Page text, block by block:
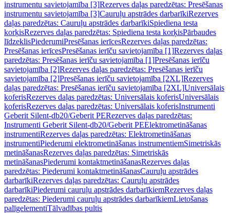
instrumentu savietojamība [3]Rezerves daļas paredzētas: Presēšanas
instrumentu savietojamība [3]Cauruļu apstrādes darbarīkiRezerves
daļas paredzētas: Cauruļu apstrādes darbarīkiSpiediena testa
korķisRezerves daļas paredzētas: Spiediena testa korķisPārbaudes
līdzeklisPiederumiPresēšanas ierīcesRezerves daļas paredzētas:
Presēšanas ierīcesPresēšanas ierīču savietojamība [1]Rezerves daļas
paredzētas: Presēšanas ierīču savietojamība [1]Presēšanas ierīču
savietojamība [2]Rezerves daļas paredzētas: Presēšanas ierīču
savietojamība [2]Presēšanas ierīču savietojamība [2XL]Rezerves
daļas paredzētas: Presēšanas ierīču savietojamība [2XL]Universālais
koferisRezerves daļas paredzētas: Universālais koferisUniversālais
koferisRezerves daļas paredzētas: Universālais koferisInstrumenti
Geberit Silent-db20/Geberit PERezerves daļas paredzētas:
Instrumenti Geberit Silent-db20/Geberit PEElektrometināšanas
instrumentiRezerves daļas paredzētas: Elektrometināšanas
instrumentiPiederumi elektrometināšanas instrumentiemSimetriskās
metināšanasRezerves daļas paredzētas: Simetriskās
metināšanasPiederumi kontaktmetināšanasRezerves daļas
paredzētas: Piederumi kontaktmetināšanasCauruļu apstrādes
darbarīkiRezerves daļas paredzētas: Cauruļu apstrādes
darbarīkiPiederumi cauruļu apstrādes darbarīkiemRezerves daļas
paredzētas: Piederumi cauruļu apstrādes darbarīkiemLietošanas
palīgelementiTālvadības pultis